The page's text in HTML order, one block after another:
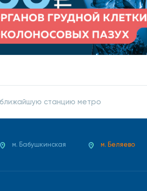
станцию метро
м. Бабушкинская м. Беляево